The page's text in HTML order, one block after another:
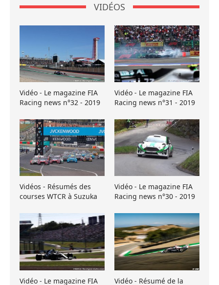
VIDÉOS
Vidéo - Le magazine FIA
Racing news n°32 - 2019
Vidéo - Le magazine FIA
Racing news n°31 - 2019
Vidéos - Résumés des
courses WTCR à Suzuka
Vidéo - Le magazine FIA
Racing news n°30 - 2019
Vidéo - Le magazine FIA
Vidéo - Résumé de la